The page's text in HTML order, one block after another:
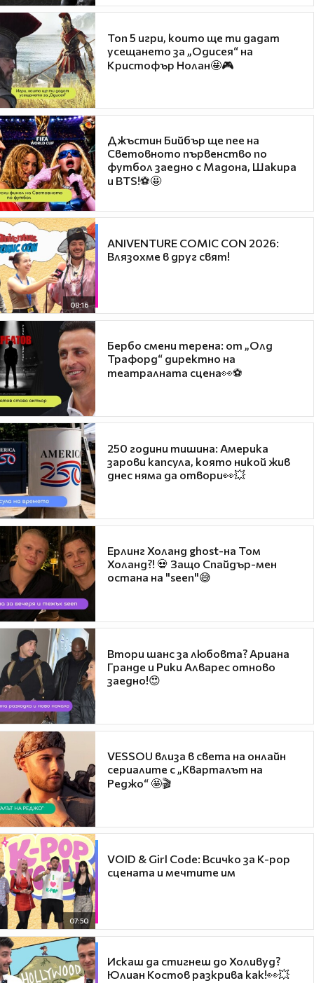
Топ 5 игри, които ще ти дадат
усещането за „Одисея“ на
Кристофър Нолан🤩🎮
Джъстин Бийбър ще пее на
Световното първенство по
футбол заедно с Мадона, Шакира
и BTS!⚽🤩
08:16
ANIVENTURE COMIC CON 2026:
Влязохме в друг свят!
Бербо смени терена: от „Олд
Трафорд“ директно на
театралната сцена👀⚽
250 години тишина: Америка
зарови капсула, която никой жив
днес няма да отвори👀💥
Ерлинг Холанд ghost-на Том
Холанд?! 💀 Защо Спайдър-мен
остана на "seen"😅
Втори шанс за любовта? Ариана
Гранде и Рики Алварес отново
заедно!😍
VESSOU влиза в света на онлайн
сериалите с „Кварталът на
Реджо“ 🤩🎬
07:50
VOID & Girl Code: Всичко за K-pop
сцената и мечтите им
Искаш да стигнеш до Холивуд?
Юлиан Костов разкрива как!👀💥